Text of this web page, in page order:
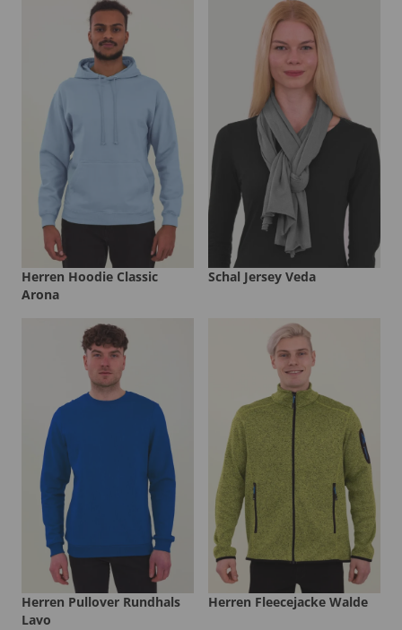
Herren Hoodie Classic
Arona
Schal Jersey Veda
Herren Pullover Rundhals
Lavo
Herren Fleecejacke Walde